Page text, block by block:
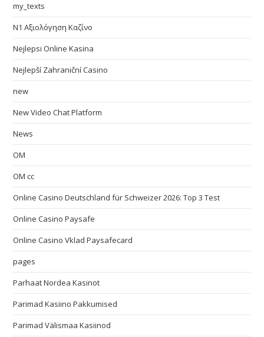
my_texts
N1 Αξιολόγηση Καζίνο
Nejlepsi Online Kasina
Nejlepší Zahraniční Casino
new
New Video Chat Platform
News
OM
OM cc
Online Casino Deutschland für Schweizer 2026: Top 3 Test
Online Casino Paysafe
Online Casino Vklad Paysafecard
pages
Parhaat Nordea Kasinot
Parimad Kasiino Pakkumised
Parimad Välismaa Kasiinod